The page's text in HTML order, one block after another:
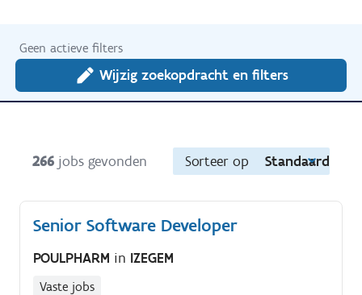
Geen actieve filters
Wijzig zoekopdracht en filters
266 jobs gevonden Sorteer op Standaard
Senior Software Developer
POULPHARM in IZEGEM
Vaste jobs